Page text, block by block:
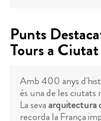
Punts
Tours a
Amb 400 anys
és una de les ciutats
La sevaarquitectura
recorda la França